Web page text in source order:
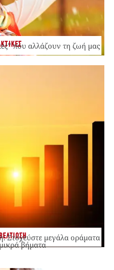
που αλλάζουν τη ζωή μας
Στοχεύστε μεγάλα οράματα
βήματα